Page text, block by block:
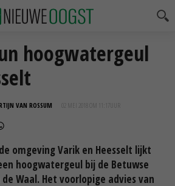
hoogwatergeul
VAN ROSSUM 02 MEI 2018 OM 11:17
omgeving Varik en Heesselt lijkt
hoogwatergeul bij de Betuwse
Waal. Het voorlopige advies van